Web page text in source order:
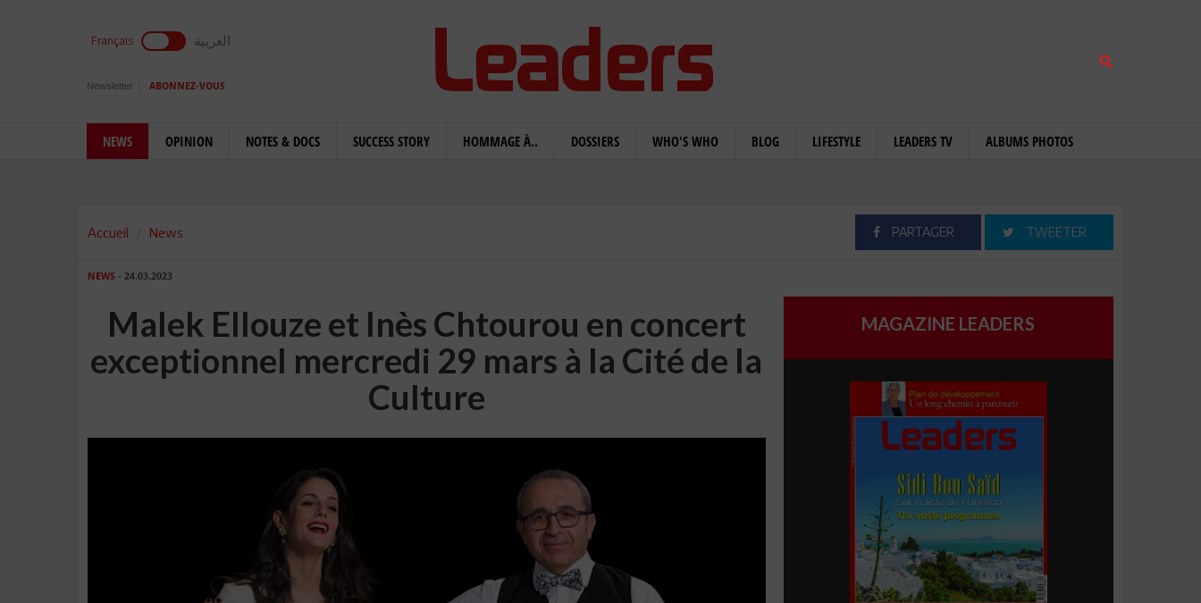
Français العربية
Newsletter ABONNEZ-VOUS
NEWS OPINION NOTES & DOCS SUCCESS STORY HOMMAGE À.. DOSSIERS WHO'S WHO BLOG LIFESTYLE LEADERS TV ALBUMS PHOTOS
Accueil News PARTAGER TWEETER
NEWS - 24.03.2023
Malek Ellouze et Inès Chtourou en concert
exceptionnel mercredi 29 mars à la Cité de la
Culture
MAGAZINE LEADERS